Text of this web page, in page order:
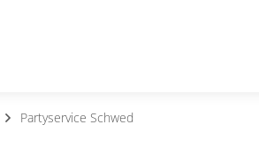
Partyservice Schwed